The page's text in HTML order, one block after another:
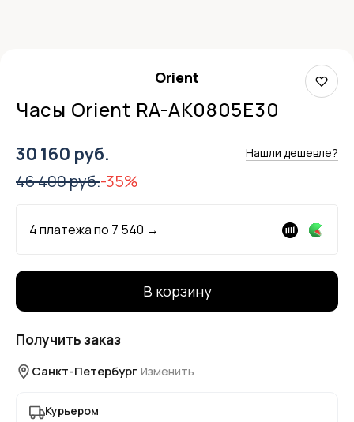
Orient
Часы Orient RA-AK0805E30
30 160 руб. Нашли дешевле?
46 400 руб.-35%
4 платежа по 7 540 →
В корзину
Получить заказ
Санкт-Петербург Изменить
Курьером